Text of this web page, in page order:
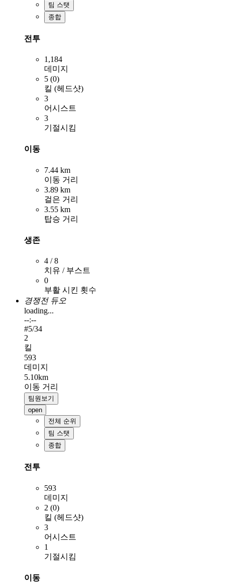
팀 스탯
종합
전투
1,184
데미지
5 (0)
킬 (헤드샷)
3
어시스트
3
기절시킴
이동
7.44 km
이동 거리
3.89 km
걸은 거리
3.55 km
탑승 거리
생존
4 / 8
치유 / 부스트
0
부활 시킨 횟수
경쟁전 듀오
loading...
--:--
#5/34
2
킬
593
데미지
5.10km
이동 거리
팀원보기
open
전체 순위
팀 스탯
종합
전투
593
데미지
2 (0)
킬 (헤드샷)
3
어시스트
1
기절시킴
이동